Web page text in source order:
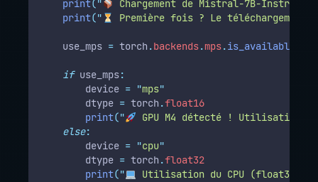
print("
Chargement de Mistral-7B-
print(" Première fois ? Le téléchargement
    use_mps
= torch .backends.mps.is_available
if use_mps:
        device
= "mps"
        dtype
= torch .float16
print("
GPU M4 détecté ! Utilisation de
else:
        device
= "cpu"
        dtype
= torch .float32
print(" Utilisation du CPU (float32)